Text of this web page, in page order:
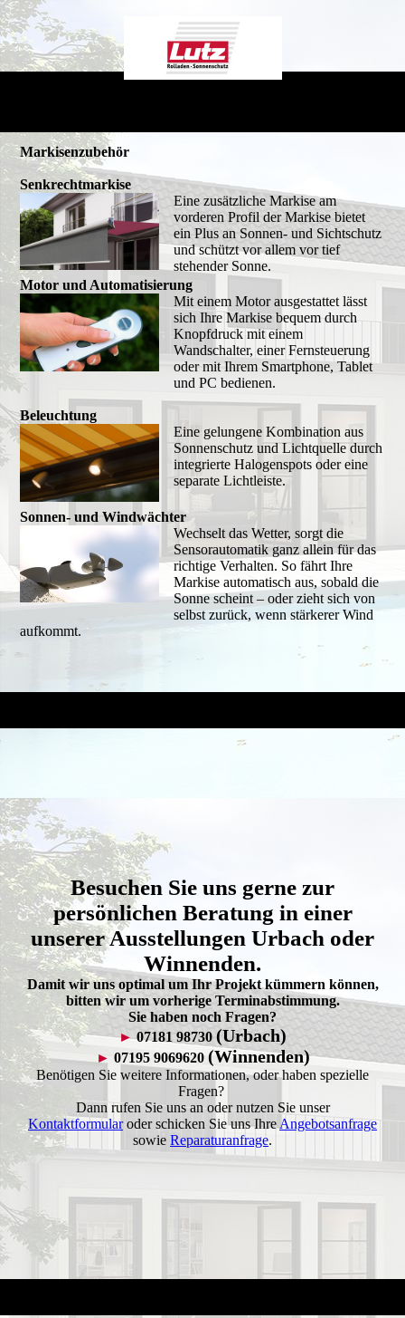
Markisenzubehör
Senkrechtmarkise
Eine zusätzliche Markise am
vorderen Profil der Markise bietet
ein Plus an Sonnen- und Sichtschutz
und schützt vor allem vor tief
stehender Sonne.
Motor und Automatisierung
Mit einem Motor ausgestattet lässt
sich Ihre Markise bequem durch
Knopfdruck mit einem
Wandschalter, einer Fernsteuerung
oder mit Ihrem Smartphone, Tablet
und PC bedienen.
Beleuchtung
Eine gelungene Kombination aus
Sonnenschutz und Lichtquelle durch
integrierte Halogenspots oder eine
separate Lichtleiste.
Sonnen- und Windwächter
Wechselt das Wetter, sorgt die
Sensorautomatik ganz allein für das
richtige Verhalten. So fährt Ihre
Markise automatisch aus, sobald die
Sonne scheint – oder zieht sich von
selbst zurück, wenn stärkerer Wind
aufkommt.
Besuchen Sie uns gerne zur
persönlichen Beratung in einer
unserer Ausstellungen Urbach oder
Winnenden.
Damit wir uns optimal um Ihr Projekt kümmern können,
bitten wir um vorherige Terminabstimmung.
Sie haben noch Fragen?
►07181 98730 (Urbach)
► 07195 9069620 (Winnenden)
Benötigen Sie weitere Informationen, oder haben spezielle
Fragen?
Dann rufen Sie uns an oder nutzen Sie unser
Kontaktformularoder schicken Sie uns Ihre Angebotsanfrage
sowie Reparaturanfrage.